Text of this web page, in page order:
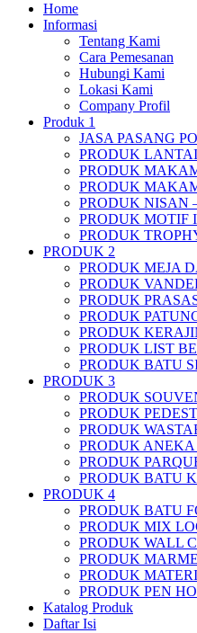
Home
Informasi
Tentang Kami
Cara Pemesanan
Hubungi Kami
Lokasi Kami
Company Profil
Produk 1
JASA PASANG
PRODUK
PRODUK
PRODUK
PRODUK NISAN
PRODUK MOTIF
PRODUK
PRODUK 2
PRODUK MEJA
PRODUK
PRODUK
PRODUK
PRODUK
PRODUK LIST
PRODUK BATU
PRODUK 3
PRODUK
PRODUK
PRODUK
PRODUK ANEKA
PRODUK
PRODUK BATU
PRODUK 4
PRODUK BATU
PRODUK MIX
PRODUK WALL
PRODUK
PRODUK
PRODUK PEN
Katalog Produk
Daftar Isi